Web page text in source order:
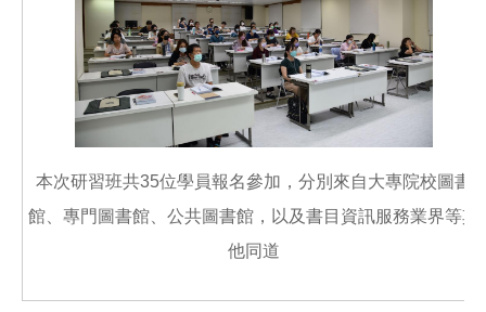
本次研習班共35位學員報名參加，分別來自大專院校圖書
館、專門圖書館、公共圖書館，以及書目資訊服務業界等其
他同道